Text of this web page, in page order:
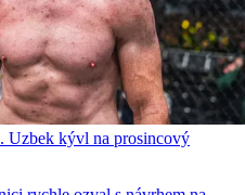
Uzbek kývl na prosincový